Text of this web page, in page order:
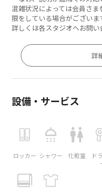
混雑状況によっては会員さ
限をしている場合がございま
詳しくは各スタジオへお問い
詳
設備・サービス
ロッカー シャワー 化粧室
ド